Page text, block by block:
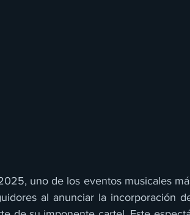
uno de los eventos musicales